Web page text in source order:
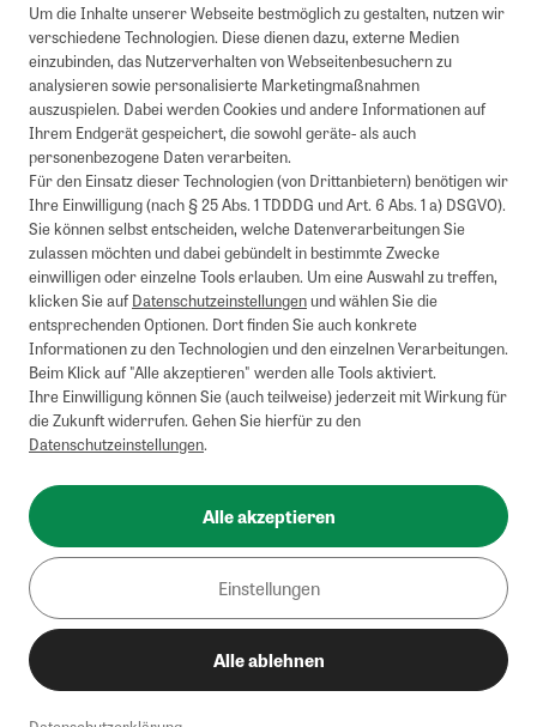
Um die Inhalte unserer Webseite bestmöglich zu gestalten, nutzen wir
verschiedene Technologien. Diese dienen dazu, externe Medien
einzubinden, das Nutzerverhalten von Webseitenbesuchern zu
analysieren sowie personalisierte Marketingmaßnahmen
auszuspielen. Dabei werden Cookies und andere Informationen auf
Ihrem Endgerät gespeichert, die sowohl geräte- als auch
personenbezogene Daten verarbeiten.
Für den Einsatz dieser Technologien (von Drittanbietern) benötigen wir
Ihre Einwilligung (nach § 25 Abs. 1 TDDDG und Art. 6 Abs. 1 a) DSGVO).
Sie können selbst entscheiden, welche Datenverarbeitungen Sie
zulassen möchten und dabei gebündelt in bestimmte Zwecke
einwilligen oder einzelne Tools erlauben. Um eine Auswahl zu treffen,
klicken Sie aufDatenschutzeinstellungenund wählen Sie die
entsprechenden Optionen. Dort finden Sie auch konkrete
Informationen zu den Technologien und den einzelnen Verarbeitungen.
Beim Klick auf "Alle akzeptieren" werden alle Tools aktiviert.
Ihre Einwilligung können Sie (auch teilweise) jederzeit mit Wirkung für
die Zukunft widerrufen. Gehen Sie hierfür zu den
Datenschutzeinstellungen.
Alle akzeptieren
Einstellungen
Alle ablehnen